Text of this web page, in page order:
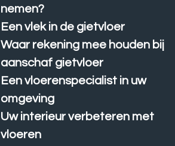
nemen?
Een vlek in de gietvloer
Waar rekening mee houden bij
aanschaf gietvloer
Een vloerenspecialist in uw
omgeving
Uw interieur verbeteren met
vloeren